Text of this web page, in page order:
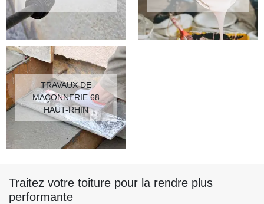
TRAVAUX DE
MAÇONNERIE 68
HAUT-RHIN
Traitez votre toiture pour la rendre plus
performante